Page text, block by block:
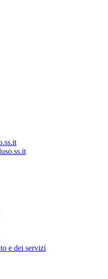
e dei servizi